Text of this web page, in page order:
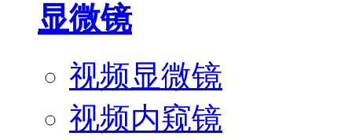
显微镜
视频显微镜
视频内窥镜